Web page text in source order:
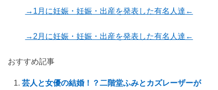
→1月に妊娠・妊娠・出産を発表した有名人達←
→2月に妊娠・妊娠・出産を発表した有名人達←
おすすめ記事
芸人と女優の結婚！？二階堂ふみとカズレーザーが